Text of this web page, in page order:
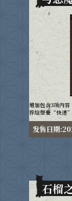
增加包含3项内
荐给想要“快速”
发售日期
石榴